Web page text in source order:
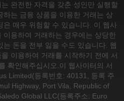
완전한 자격을 갖춘 성인만 실행할
하는 금융 상품을 이용한 거래는 상
은 매우 위험할 수 있습니다. 이 웹사
이용하여 거래하는 경우에는 상당한
돈을 전부 잃을 수도 있습니다. 웹
이용하여 거래를 시작하기 전에 서
확인해주십시오. 이 웹사이터의 서
Limited(등록번호: 40131, 등록 주
Highway, Port Vila, Republic of
Global LLC(등록주소: Euro